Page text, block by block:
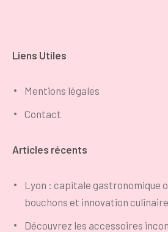
Liens Utiles
Mentions légales
Contact
Articles récents
Lyon : capitale gastronomique
bouchons et innovation
Découvrez les accessoires